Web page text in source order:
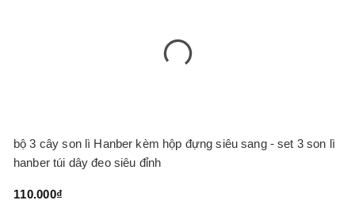
bộ 3 cây son lì Hanber kèm hộp đựng siêu sang - set 3 son lì
hanber túi dây đeo siêu đỉnh
110.000₫